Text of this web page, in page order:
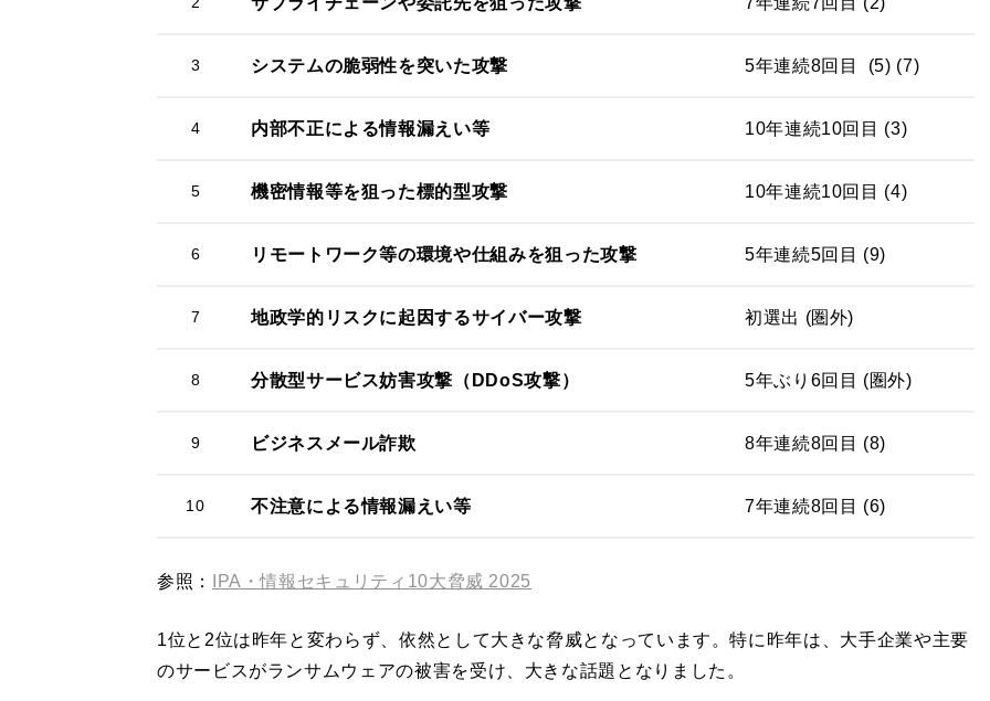
3 システムの脆弱性を突いた攻撃 5年連続8回目 (5) (7)
4 内部不正による情報漏えい等 10年連続10回目 (3)
5 機密情報等を狙った標的型攻撃 10年連続10回目 (4)
6 リモートワーク等の環境や仕組みを狙った攻撃 5年連続5回目 (9)
7 地政学的リスクに起因するサイバー攻撃 初選出 (圏外)
8 分散型サービス妨害攻撃（DDoS攻撃） 5年ぶり6回目 (圏外)
9 ビジネスメール詐欺 8年連続8回目 (8)
10 不注意による情報漏えい等 7年連続8回目 (6)
参照： IPA・情報セキュリティ10大脅威 2025
1位と2位は昨年と変わらず、依然として大きな脅威となっています。特に昨年は、大手企業や主要
のサービスがランサムウェアの被害を受け、大きな話題となりました。